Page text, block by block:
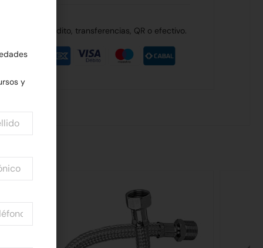
débito, crédito, transferencias, QR o efectivo.
y